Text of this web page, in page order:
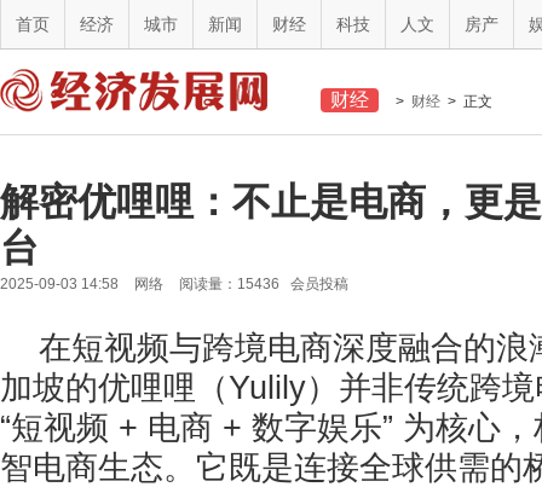
首页 经济 城市 新闻 财经 科技 人文 房产
财经 > 财经 > 正文
解密优哩哩：不止是电商，更
台
2025-09-03 14:58 网络 阅读量：15436 会员投稿
在短视频与跨境电商深度融合的浪
加坡的优哩哩（Yulily）并非传统跨
“短视频 + 电商 + 数字娱乐” 为核心
智电商生态。它既是连接全球供需的